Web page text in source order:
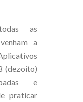
as
a
(dezoito)
e
praticar